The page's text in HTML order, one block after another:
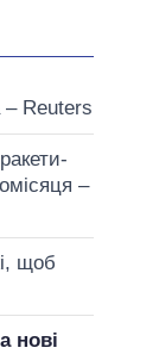
– Reuters
–
щоб
нові